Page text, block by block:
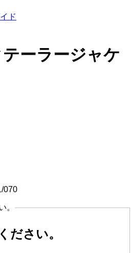
ド
ーラージャケ
070
ださい。
。